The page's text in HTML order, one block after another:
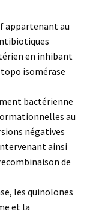
appartenant au
en inhibant
isomérase
bactérienne
au
négatives
ainsi
de
les quinolones
et la